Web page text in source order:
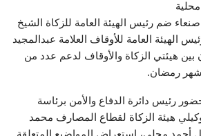
ضم رئيس الهيئة العامة للزكاة الشيخ
الهيئة العامة للأوقاف العلامة عبدالمجيد
بين هيئتي الزكاة والأوقاف لدعم عدد من
شهر رمضان.
رئيس دائرة الدفاع والأمن برئاسة
هيئة الزكاة لقطاع المصارف محمد